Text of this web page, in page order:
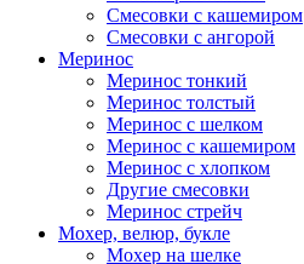
Смесовки с кашемиром
Смесовки с ангорой
Меринос
Меринос тонкий
Меринос толстый
Меринос с шелком
Меринос с кашемиром
Меринос с хлопком
Другие смесовки
Меринос стрейч
Мохер, велюр, букле
Мохер на шелке